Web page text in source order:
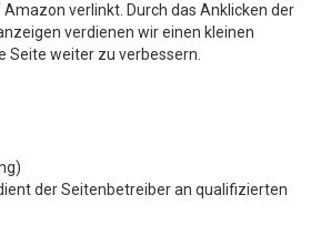
verlinkt. Durch das Anklicken der
verdienen wir einen kleinen
Seite weiter zu verbessern.
der Seitenbetreiber an qualifizierten